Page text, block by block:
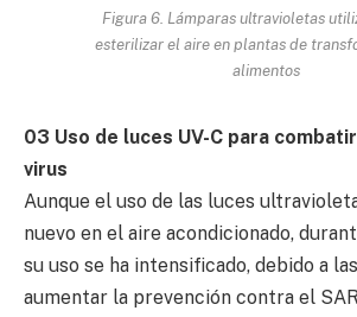
Figura 6. Lámparas ultravioletas
esterilizar el aire en plantas de
alimentos
03 Uso de luces UV-C para
virus
Aunque el uso de las luces
nuevo en el aire acondicionado,
su uso se ha intensificado, debido a
aumentar la prevención contra el